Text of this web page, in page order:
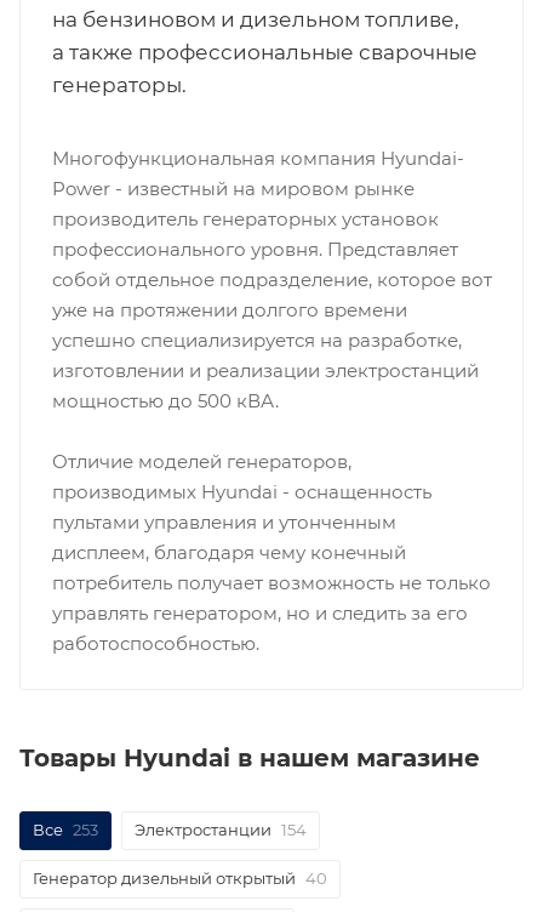
на бензиновом и дизельном топливе,
а также профессиональные сварочные
генераторы.
Многофункциональная компания Hyundai-
Power - известный на мировом рынке
производитель генераторных установок
профессионального уровня. Представляет
собой отдельное подразделение, которое вот
уже на протяжении долгого времени
успешно специализируется на разработке,
изготовлении и реализации электростанций
мощностью до 500 кВА.
Отличие моделей генераторов,
производимых Hyundai - оснащенность
пультами управления и утонченным
дисплеем, благодаря чему конечный
потребитель получает возможность не только
управлять генератором, но и следить за его
работоспособностью.
Товары Hyundai в нашем магазине
Все 253 Электростанции 154
Генератор дизельный открытый 40